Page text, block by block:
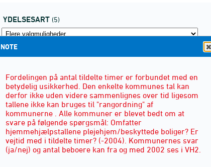
YDELSESART (5)
NOTE
Fordelingen på antal tildelte timer er forbundet med en
betydelig usikkerhed. Den enkelte kommunes tal kan
derfor ikke uden videre sammenlignes over tid ligesom
tallene ikke kan bruges til "rangordning" af
kommunerne . Alle kommuner er blevet bedt om at
svare på følgende spørgsmål: Omfatter
hjemmehjælpstallene plejehjem/beskyttede boliger? Er
vejtid med i tildelte timer? (-2004). Kommunernes svar
(ja/nej) og antal beboere kan fra og med 2002 ses i VH2.